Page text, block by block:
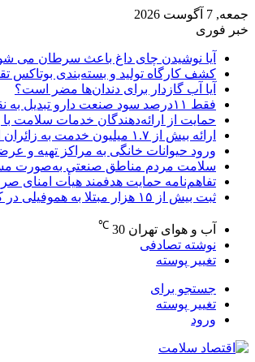
جمعه, 7 آگوست 2026
خبر فوری
آیا نوشیدن چای داغ باعث سرطان می
کشف کارگاه تولید و بسته‌بندی بوتاکس
آیا آب گازدار برای دندان‌ها مضر است؟
فقط ۱۱‌درصد سود صنعت دارو تبدیل به نقدینگی شده است
حمایت از ارائه‌دهندگان خدمات سلامت
ارائه بیش از ۱.۷ میلیون خدمت به زائران اربعین/ استقرار پزشک خانواده در ۶۴ شهرستان
ورود حیوانات خانگی به مراکز تهیه و
سلامت مردم مناطق صنعتی به‌صورت
تفاهم‌نامه حمایت هدفمند هیأت امنای
ثبت بیش از ۱۵ هزار مبتلا به هموفیلی در کشور
آب و هوای تهران 30
℃
نوشته تصادفی
تغییر پوسته
جستجو برای
تغییر پوسته
ورود